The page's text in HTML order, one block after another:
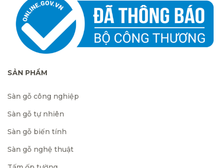
SẢN PHẨM
Sàn gỗ công nghiệp
Sàn gỗ tự nhiên
Sàn gỗ biến tính
Sàn gỗ nghệ thuật